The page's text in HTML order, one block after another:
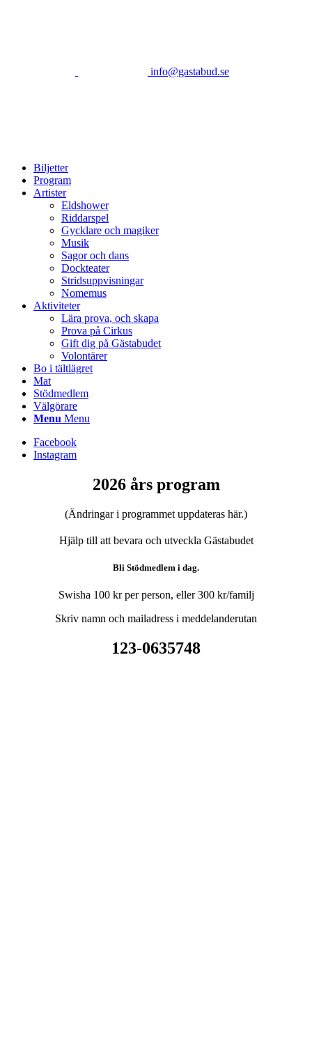
info@gastabud.se
Biljetter
Program
Artister
Eldshower
Riddarspel
Gycklare och magiker
Musik
Sagor och dans
Dockteater
Stridsuppvisningar
Nomemus
Aktiviteter
Lära prova, och skapa
Prova på Cirkus
Gift dig på Gästabudet
Volontärer
Bo i tältlägret
Mat
Stödmedlem
Välgörare
Menu Menu
Facebook
Instagram
2026 års program
(Ändringar i programmet uppdateras här.)
Hjälp till att bevara och utveckla Gästabudet
Bli Stödmedlem i dag.
Swisha 100 kr per person, eller 300 kr/familj
Skriv namn och mailadress i meddelanderutan
123-0635748